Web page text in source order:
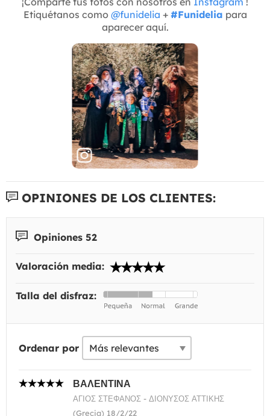
Etiquétanos como @funidelia + #Funidelia para
aparecer aquí.
OPINIONES DE LOS CLIENTES:
Opiniones 52
Valoración media:
Talla del disfraz:
Ordenar por
ΒΑΛΕΝΤΙΝΑ
ΑΓΙΟΣ ΣΤΕΦΑΝΟΣ - ΔΙΟΝΥΣΟΣ ΑΤΤΙΚΗΣ
(Grecia) 18/2/22